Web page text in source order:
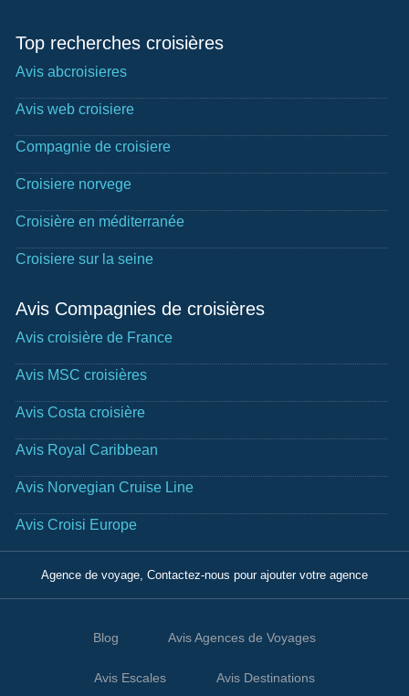
Top recherches croisières
Avis abcroisieres
Avis web croisiere
Compagnie de croisiere
Croisiere norvege
Croisière en méditerranée
Croisiere sur la seine
Avis Compagnies de croisières
Avis croisière de France
Avis MSC croisières
Avis Costa croisière
Avis Royal Caribbean
Avis Norvegian Cruise Line
Avis Croisi Europe
Agence de voyage, Contactez-nous pour ajouter votre agence
Blog Avis Agences de Voyages
Avis Escales Avis Destinations